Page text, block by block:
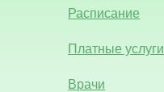
Расписание
Платные услуги
Врачи